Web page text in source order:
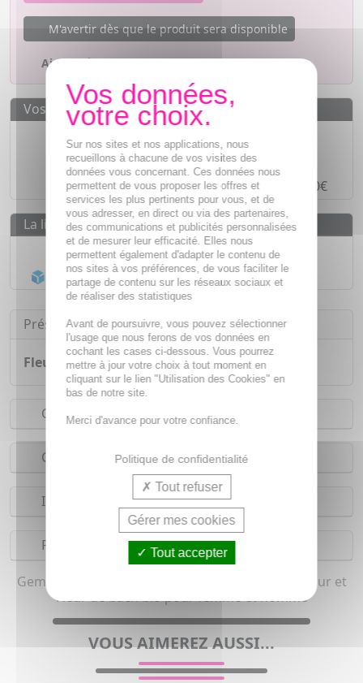
M'avertir dès que le produit sera disponible
Ajouter à mes favoris
Vos avantages
Paiement en ligneSÉCURISÉ
Paiement en4 fois sans fraisà partir de 30€
La livraison
Livraison gratuite dès55€
Acheminement Chronoposten 24h*
Présentation
Fleur de Bach Synergie Minceurbio 20ml
Conseils d'utilisation
Composition
Indications
Précautions
Gemmothérapie, Complément alimentaire minceur et
Fleur de bach bio pour femme et homme
VOUS AIMEREZ AUSSI...
Sur nos sites et nos applications, nous
recueillons à chacune de vos visites des
données vous concernant. Ces données nous
permettent de vous proposer les offres et
services les plus pertinents pour vous, et de
vous adresser, en direct ou via des partenaires,
des communications et publicités personnalisées
et de mesurer leur efficacité. Elles nous
permettent également d'adapter le contenu de
nos sites à vos préférences, de vous faciliter le
partage de contenu sur les réseaux sociaux et
de réaliser des statistiques
Avant de poursuivre, vous pouvez sélectionner
l'usage que nous ferons de vos données en
cochant les cases ci-dessous. Vous pourrez
mettre à jour votre choix à tout moment en
cliquant sur le lien "Utilisation des Cookies" en
bas de notre site.
Merci d'avance pour votre confiance.
Politique de confidentialité
Tout refuser
Gérer mes cookies
Tout accepter